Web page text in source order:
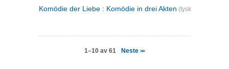
Komödie der Liebe : Komödie in drei Akten (tysk)
1–10 av 61 Neste>>